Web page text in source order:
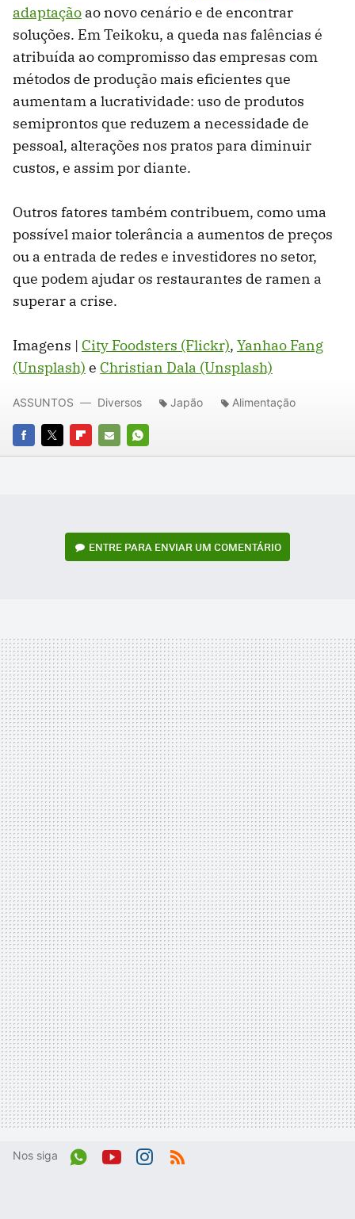
adaptação ao novo cenário e de encontrar
soluções. Em Teikoku, a queda nas falências é
atribuída ao compromisso das empresas com
métodos de produção mais eficientes que
aumentam a lucratividade: uso de produtos
semiprontos que reduzem a necessidade de
pessoal, alterações nos pratos para diminuir
custos, e assim por diante.
Outros fatores também contribuem, como uma
possível maior tolerância a aumentos de preços
ou a entrada de redes e investidores no setor,
que podem ajudar os restaurantes de ramen a
superar a crise.
Imagens | City Foodsters (Flickr), Yanhao Fang
(Unsplash) e Christian Dala (Unsplash)
FACEBOOK
TWITTERFLIPBOARD
E-
WHATSAPP
ASSUNTOS Diversos Japão Alimentação
ENTRE PARA ENVIAR UM COMENTÁRIO
Nos siga